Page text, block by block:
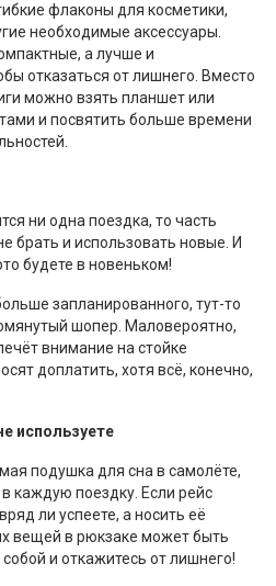
флаконы для косметики,
необходимые аксессуары.
а лучше и
отказаться от лишнего. Вместо
можно взять планшет или
и посвятить больше времени
ни одна поездка, то часть
брать и использовать новые. И
будете в новеньком!
запланированного, тут-то
шопер. Маловероятно,
внимание на стойке
доплатить, хотя всё, конечно,
используете
подушка для сна в самолёте,
каждую поездку. Если рейс
ли успеете, а носить её
вещей в рюкзаке может быть
и откажитесь от лишнего!